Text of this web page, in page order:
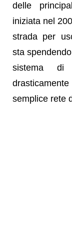
delle
iniziata nel
strada per
sta
sistema di
semplice rete